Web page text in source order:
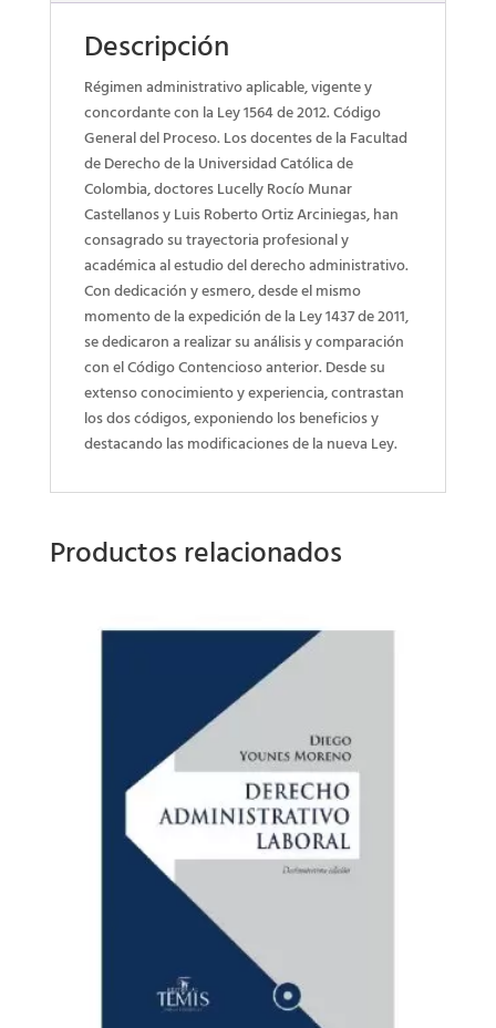
Descripción
Régimen administrativo aplicable, vigente y
concordante con la Ley 1564 de 2012. Código
General del Proceso. Los docentes de la Facultad
de Derecho de la Universidad Católica de
Colombia, doctores Lucelly Rocío Munar
Castellanos y Luis Roberto Ortiz Arciniegas, han
consagrado su trayectoria profesional y
académica al estudio del derecho administrativo.
Con dedicación y esmero, desde el mismo
momento de la expedición de la Ley 1437 de 2011,
se dedicaron a realizar su análisis y comparación
con el Código Contencioso anterior. Desde su
extenso conocimiento y experiencia, contrastan
los dos códigos, exponiendo los beneficios y
destacando las modificaciones de la nueva Ley.
Productos relacionados